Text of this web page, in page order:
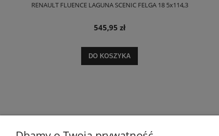
RENAULT FLUENCE LAGUNA SCENIC FELGA 18 5x114,3
545,95 zł
DO KOSZYKA